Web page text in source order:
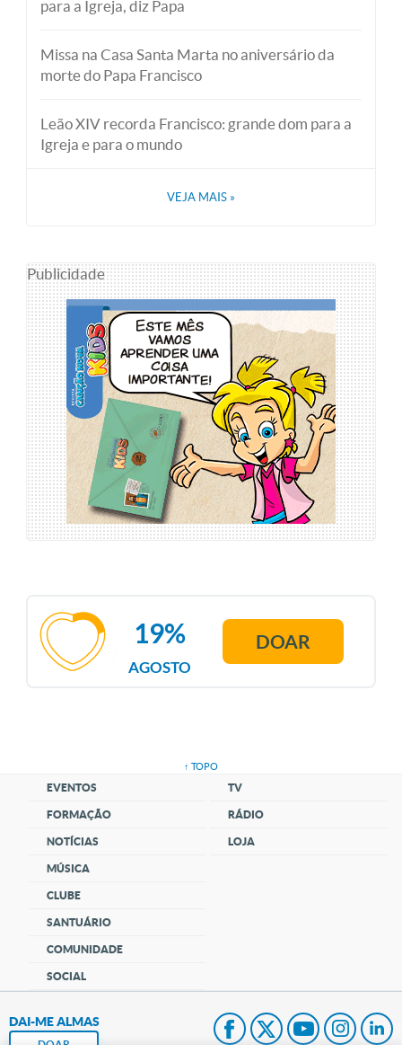
para a Igreja, diz Papa
Missa na Casa Santa Marta no aniversário da
morte do Papa Francisco
Leão XIV recorda Francisco: grande dom para a
Igreja e para o mundo
VEJA MAIS »
Publicidade
AGOSTO
19% DOAR
↑ TOPO
EVENTOS
FORMAÇÃO
NOTÍCIAS
MÚSICA
CLUBE
SANTUÁRIO
COMUNIDADE
SOCIAL
TV
RÁDIO
LOJA
DAI-ME ALMAS
DOAR